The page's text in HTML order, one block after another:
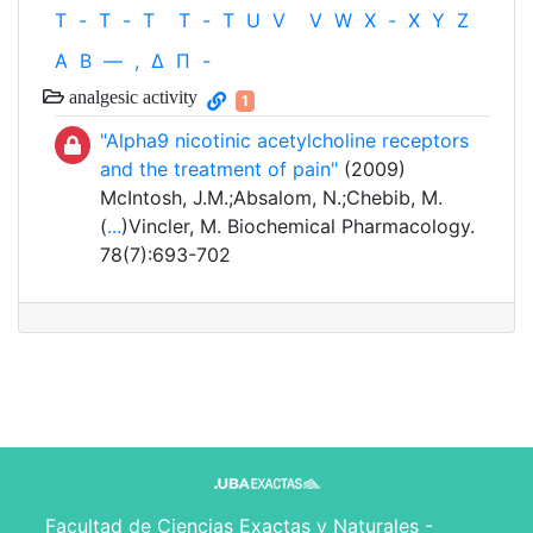
T - T - T T - T U V V W X - X Y Z
Α Β — , Δ Π -
analgesic activity 1
"Alpha9 nicotinic acetylcholine receptors
and the treatment of pain" (2009)
McIntosh, J.M.;Absalom, N.;Chebib, M.
(...)Vincler, M. Biochemical Pharmacology.
78(7):693-702
Facultad de Ciencias Exactas y Naturales -